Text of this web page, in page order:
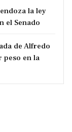
la ley
el Senado
de Alfredo
peso en la